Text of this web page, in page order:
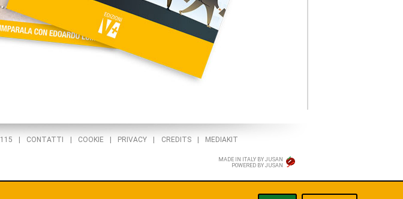
CONTATTI COOKIE| PRIVACY CREDITS| MEDIAKIT
MADE IN ITALY BY JUSAN
POWERED BY JUSAN